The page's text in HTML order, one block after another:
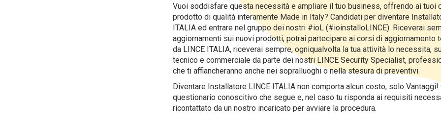
Vuoi soddisfare questa necessità e ampliare il tuo business, offrendo ai tuoi
prodotto di qualità interamente Made in Italy? Candidati per diventare
ITALIA ed entrare nel gruppo dei nostri #ioL (#ioinstalloLINCE). Riceverai
aggiornamenti sui nuovi prodotti, potrai partecipare ai corsi di aggiornamento
da LINCE ITALIA, riceverai sempre, ogniqualvolta la tua attività lo necessita,
tecnico e commerciale da parte dei nostri LINCE Security Specialist,
che ti affiancheranno anche nei sopralluoghi o nella stesura di preventivi.
Diventare Installatore LINCE ITALIA non comporta alcun costo, solo Vantaggi!
questionario conoscitivo che segue e, nel caso tu risponda ai requisiti
ricontattato da un nostro incaricato per avviare la procedura.